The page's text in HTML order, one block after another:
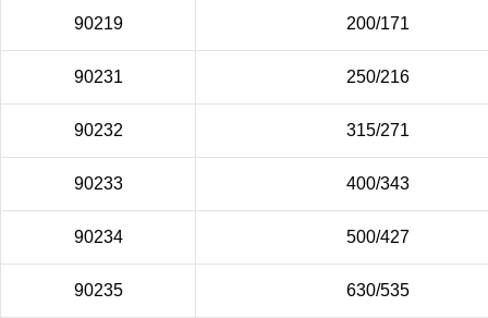
90219 200/171
90231 250/216
90232 315/271
90233 400/343
90234 500/427
90235 630/535